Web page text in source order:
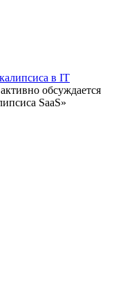
в IT
обсуждается
SaaS»